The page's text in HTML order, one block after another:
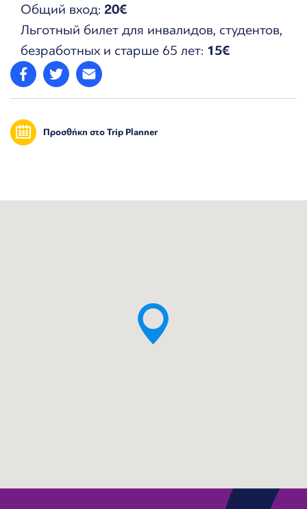
Общий вход: 20€
Льготный билет для инвалидов, студентов,
безработных и старше 65 лет: 15€
Προσθήκη στο Trip Planner